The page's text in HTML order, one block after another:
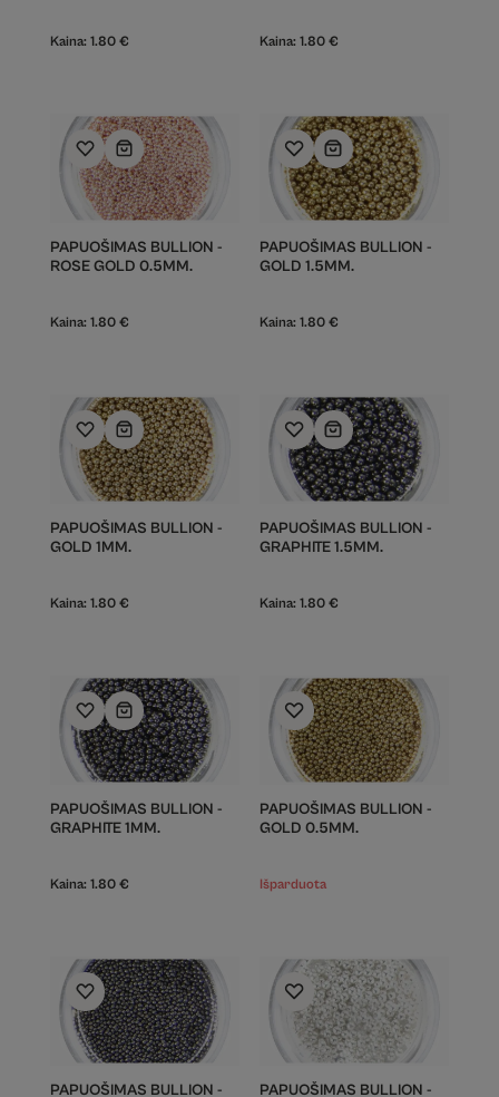
Kaina: 1.80 € Kaina: 1.80 €
PAPUOŠIMAS BULLION -
ROSE GOLD 0.5MM.
Kaina: 1.80 €
PAPUOŠIMAS BULLION -
GOLD 1.5MM.
Kaina: 1.80 €
PAPUOŠIMAS BULLION -
GOLD 1MM.
Kaina: 1.80 €
PAPUOŠIMAS BULLION -
GRAPHITE 1.5MM.
Kaina: 1.80 €
PAPUOŠIMAS BULLION -
GRAPHITE 1MM.
Kaina: 1.80 €
PAPUOŠIMAS BULLION -
GOLD 0.5MM.
Išparduota
PAPUOŠIMAS BULLION - PAPUOŠIMAS BULLION -